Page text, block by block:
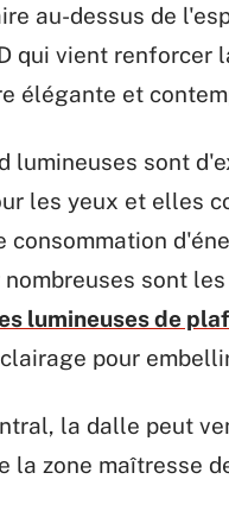
au-dessus de
qui vient renforcer
élégante et
lumineuses sont
les yeux et elles
consommation
sont
lumineuses de
pour
la dalle peut
la zone maîtresse